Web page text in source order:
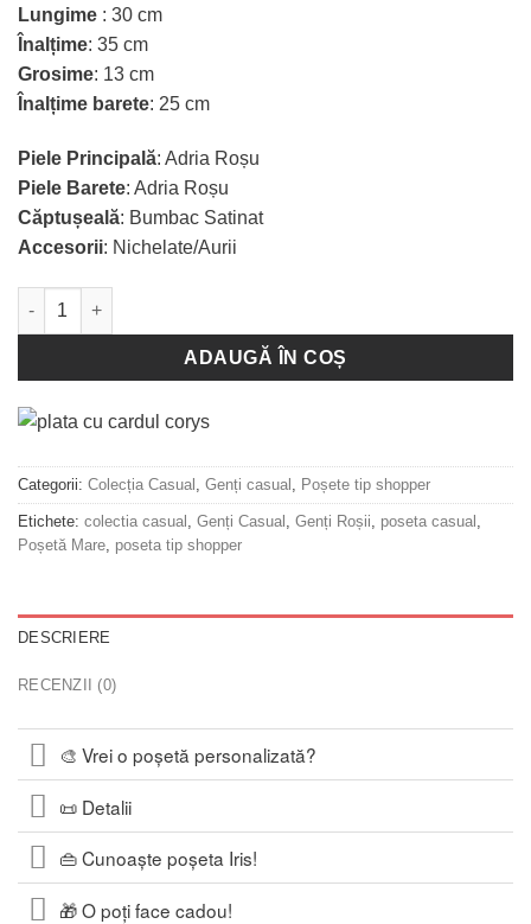
Lungime : 30 cm
Înalțime: 35 cm
Grosime: 13 cm
Înalțime barete: 25 cm
Piele Principală: Adria Roșu
Piele Barete: Adria Roșu
Căptușeală: Bumbac Satinat
Accesorii: Nichelate/Aurii
Cantitate Poșetă Iris - Red
ADAUGĂ ÎN COȘ
Categorii: Colecția Casual , Genți casual , Poșete tip shopper
Etichete: colectia casual , Genți Casual , Genți Roșii, poseta casual ,
Poșetă Mare, poseta tip shopper
DESCRIERE
RECENZII (0)
🎨 Vrei o poșetă personalizată?
📜 Detalii
👜 Cunoaște poșeta Iris!
🎁 O poți face cadou!